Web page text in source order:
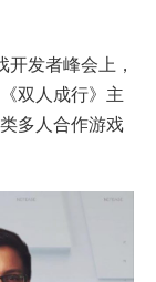
发者峰会上，
双人成行》主
多人合作游戏